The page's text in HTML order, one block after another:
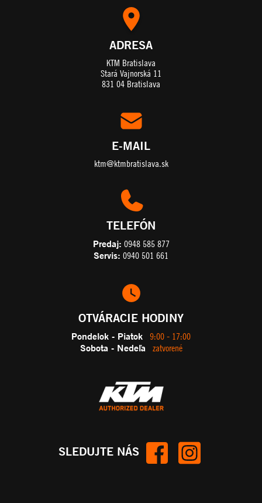
ADRESA
KTM Bratislava
Stará Vajnorská 11
831 04 Bratislava
E-MAIL
ktm@ktmbratislava.sk
TELEFÓN
Predaj: 0948 585 877
Servis: 0940 501 661
OTVÁRACIE HODINY
Pondelok - Piatok 9:00 - 17:00
Sobota - Nedeľa zatvorené
SLEDUJTE NÁS